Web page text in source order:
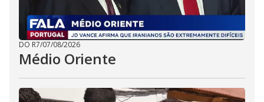
DO R7/07/08/2026
Médio Oriente